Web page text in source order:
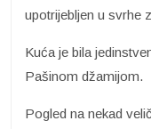
upotrijebljen u svrhe
Kuća je bila
Pašinom džamijom.
Pogled na nekad